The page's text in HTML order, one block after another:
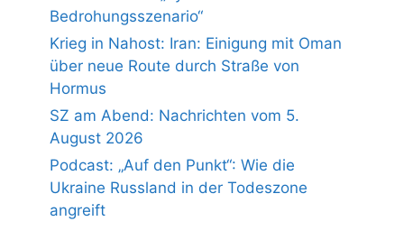
Bedrohungsszenario“
Krieg in Nahost: Iran: Einigung mit Oman
über neue Route durch Straße von
Hormus
SZ am Abend: Nachrichten vom 5.
August 2026
Podcast: „Auf den Punkt“: Wie die
Ukraine Russland in der Todeszone
angreift